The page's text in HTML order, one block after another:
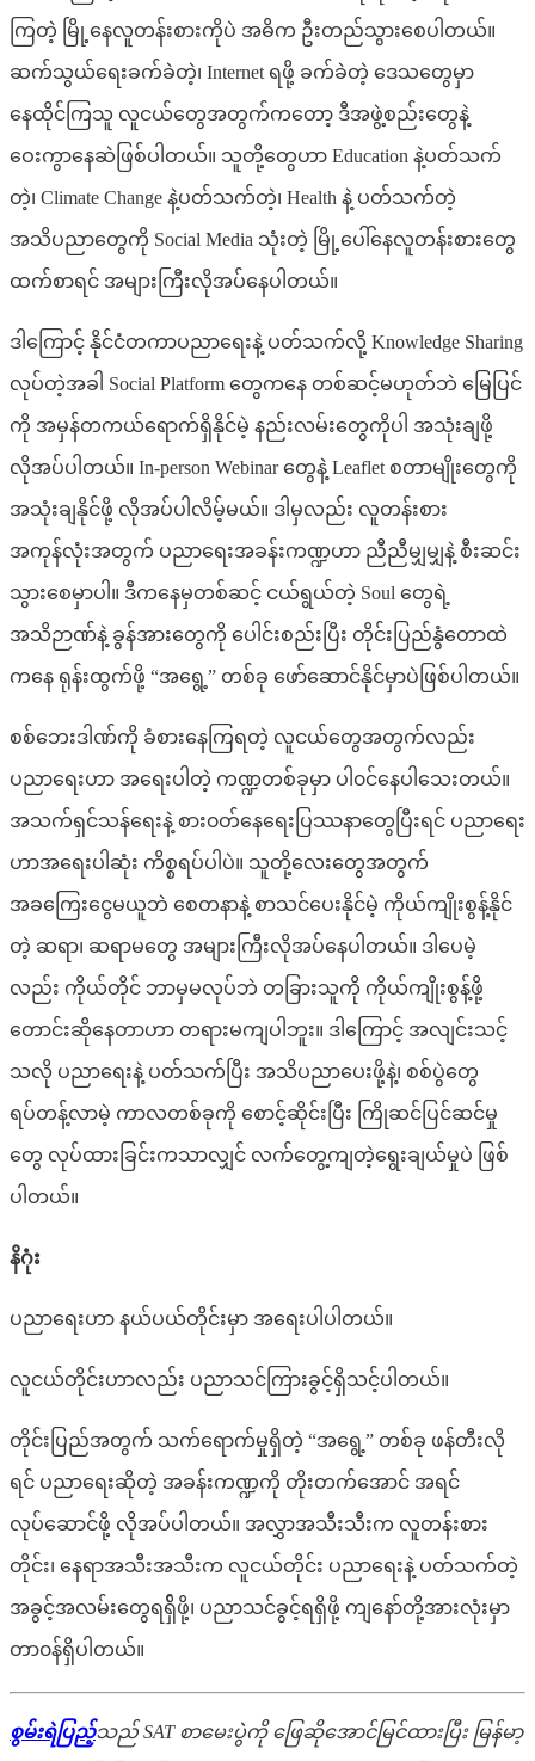
ကြတဲ့ မြို့နေလူတန်းစားကိုပဲ အဓိက ဦးတည်သွားစေပါတယ်။
ဆက်သွယ်ရေးခက်ခဲတဲ့၊ Internet ရဖို့ ခက်ခဲတဲ့ ဒေသတွေမှာ
နေထိုင်ကြသူ လူငယ်တွေအတွက်ကတော့ ဒီအဖွဲ့စည်းတွေနဲ့
ဝေးကွာနေဆဲဖြစ်ပါတယ်။ သူတို့တွေဟာ Education နဲ့ပတ်သက်
တဲ့၊ Climate Change နဲ့ပတ်သက်တဲ့၊ Health နဲ့ ပတ်သက်တဲ့
အသိပညာတွေကို Social Media သုံးတဲ့ မြို့ပေါ်နေလူတန်းစားတွေ
ထက်စာရင် အများကြီးလိုအပ်နေပါတယ်။
ဒါကြောင့် နိုင်ငံတကာပညာရေးနဲ့ ပတ်သက်လို့ Knowledge Sharing
လုပ်တဲ့အခါ Social Platform တွေကနေ တစ်ဆင့်မဟုတ်ဘဲ ‌မြေပြင်
ကို အမှန်တကယ်ရောက်ရှိနိုင်မဲ့ နည်းလမ်းတွေကိုပါ အသုံးချဖို့
လိုအပ်ပါတယ်။ In-person Webinar တွေနဲ့ Leaflet စတာမျိုးတွေကို
အသုံးချနိုင်ဖို့ လိုအပ်ပါလိမ့်မယ်။ ဒါမှလည်း လူတန်းစား
အကုန်လုံးအတွက် ပညာရေးအခန်းကဏ္ဍဟာ ညီညီမျှမျှနဲ့ စီးဆင်း
သွားစေမှာပါ။ ဒီကနေမှတစ်ဆင့် ငယ်ရွယ်တဲ့ Soul တွေရဲ့
အသိဉာဏ်နဲ့ ခွန်အားတွေကို ပေါင်းစည်းပြီး ‌တိုင်းပြည်နွံတောထဲ
ကနေ ရုန်းထွက်ဖို့ “အရွေ့” တစ်ခု ဖော်‌ဆောင်နိုင်မှာပဲဖြစ်ပါတယ်။
စစ်ဘေးဒါဏ်ကို ခံစားနေကြရတဲ့ လူငယ်တွေအတွက်လည်း
ပညာရေးဟာ အရေးပါတဲ့ ကဏ္ဍတစ်ခုမှာ ပါ၀င်နေပါသေးတယ်။
အသက်ရှင်သန်ရေးနဲ့ စား၀တ်‌နေရေးပြဿနာတွေပြီးရင် ပညာရေး
ဟာအရေးပါဆုံး ကိစ္စရပ်ပါပဲ။ သူတို့လေးတွေအတွက်
အခကြေးငွေမယူဘဲ စေတနာနဲ့ စာသင်ပေးနိုင်မဲ့ ကိုယ်ကျိုးစွန့်နိုင်
တဲ့ ဆရာ၊ ဆရာမတွေ အများကြီးလိုအပ်နေပါတယ်။ ဒါပေမဲ့
လည်း ကိုယ်တိုင် ဘာမှမလုပ်ဘဲ တခြားသူကို ကိုယ်ကျိုးစွန့်ဖို့
တောင်းဆိုနေတာဟာ တရားမကျပါဘူး။ ဒါကြောင့် အလျင်းသင့်
သလို ပညာရေးနဲ့ ပတ်သက်ပြီး အသိပညာပေးဖို့နဲ့၊ စစ်ပွဲတွေ
ရပ်တန့်လာမဲ့ ကာလတစ်ခုကို‌ စောင့်ဆိုင်းပြီး ကြိုဆင်ပြင်ဆင်မှု
တွေ လုပ်ထားခြင်းကသာလျှင် လက်တွေ့ကျတဲ့ရွေးချယ်မှုပဲ ဖြစ်
ပါတယ်။
နိဂုံး
ပညာရေးဟာ နယ်ပယ်တိုင်းမှာ ‌အရေးပါပါတယ်။
လူငယ်တိုင်းဟာလည်း ပညာသင်ကြားခွင့်ရှိသင့်ပါတယ်။
တိုင်းပြည်အတွက် သက်ရောက်မှုရှိတဲ့ “အရွေ့” တစ်ခု ဖန်တီးလို
ရင် ပညာရေးဆိုတဲ့ အခန်းကဏ္ဍကို တိုးတက်အောင် အရင်
လုပ်ဆောင်ဖို့ လိုအပ်ပါတယ်။ အလွှာအသီးသီးက လူတန်းစား
တိုင်း၊ နေရာအသီးအသီးက လူငယ်တိုင်း ပညာရေးနဲ့ ပတ်သက်တဲ့
အခွင့်အလမ်းတွေရရှ်ိဖို့၊ ပညာသင်ခွင့်ရရှိဖို့ ကျနော်တို့အားလုံးမှာ
တာ၀န်ရှိပါတယ်။
စွမ်းရဲပြည့်သည် SAT စာမေးပွဲကို ဖြေဆိုအောင်မြင်ထားပြီး မြန်မာ့